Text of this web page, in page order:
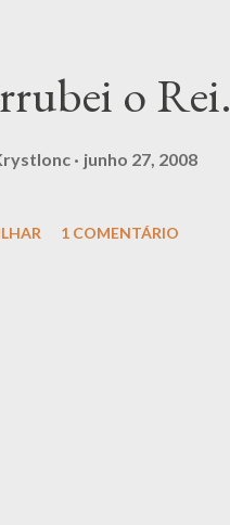
o Rei.
junho 27, 2008
1 COMENTÁRIO